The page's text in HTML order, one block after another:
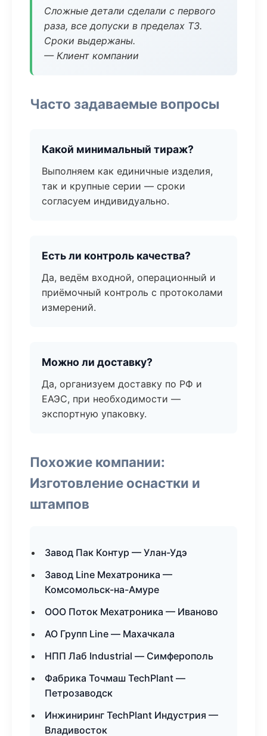
Сложные детали сделали с первого
раза, все допуски в пределах ТЗ.
Сроки выдержаны.
— Клиент компании
Часто задаваемые вопросы
Какой минимальный тираж?
Выполняем как единичные изделия,
так и крупные серии — сроки
согласуем индивидуально.
Есть ли контроль качества?
Да, ведём входной, операционный и
приёмочный контроль с протоколами
измерений.
Можно ли доставку?
Да, организуем доставку по РФ и
ЕАЭС, при необходимости —
экспортную упаковку.
Похожие компании:
Изготовление оснастки и
штампов
Завод Пак Контур — Улан-Удэ
Завод Line Мехатроника —
Комсомольск-на-Амуре
ООО Поток Мехатроника — Иваново
АО Групп Line — Махачкала
НПП Лаб Industrial — Симферополь
Фабрика Точмаш TechPlant —
Петрозаводск
Инжиниринг TechPlant Индустрия —
Владивосток